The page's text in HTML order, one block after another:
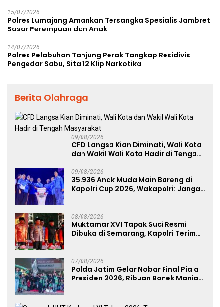
15/07/2026
Polres Lumajang Amankan Tersangka Spesialis Jambret
Sasar Perempuan dan Anak
14/07/2026
Polres Pelabuhan Tanjung Perak Tangkap Residivis
Pengedar Sabu, Sita 12 Klip Narkotika
Berita Olahraga
09/08/2026
CFD Langsa Kian Diminati, Wali Kota
dan Wakil Wali Kota Hadir di Tengah
09/08/2026
35.936 Anak Muda Main Bareng di
Kapolri Cup 2026, Wakapolri: Jangan
08/08/2026
Muktamar XVI Tapak Suci Resmi
Dibuka di Semarang, Kapolri Terima
07/08/2026
Polda Jatim Gelar Nobar Final Piala
Presiden 2026, Ribuan Bonek Mania